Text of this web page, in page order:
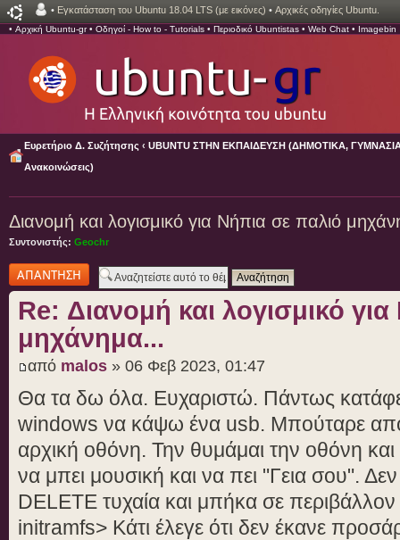
• Εγκατάσταση του Ubuntu 18.04 LTS (με εικόνες) • Αρχικές οδηγίες Ubuntu.
• Αρχική Ubuntu-gr• Οδηγοί - How to - Tutorials • Περιοδικό Ubuntistas • Web Chat • Imagebin
Ευρετήριο Δ. Συζήτησης ‹ UBUNTU ΣΤΗΝ ΕΚΠΑΙΔΕΥΣΗ (ΔΗΜΟΤΙΚΑ,
Ανακοινώσεις)
Διανομή και λογισμικό για Νήπια σε παλιό
Συντονιστής: Geochr
Δημιουργία
απάντησης
Re: Διανομή και λογισμικό
μηχάνημα...
από malos » 06 Φεβ 2023, 01:47
Θα τα δω όλα. Ευχαριστώ. Πάντως
windows να κάψω ένα usb. Μπούταρε
αρχική οθόνη. Την θυμάμαι την οθόνη
να μπει μουσική και να πει "Γεια σου".
DELETE τυχαία και μπήκα σε
initramfs> Κάτι έλεγε ότι δεν έκανε